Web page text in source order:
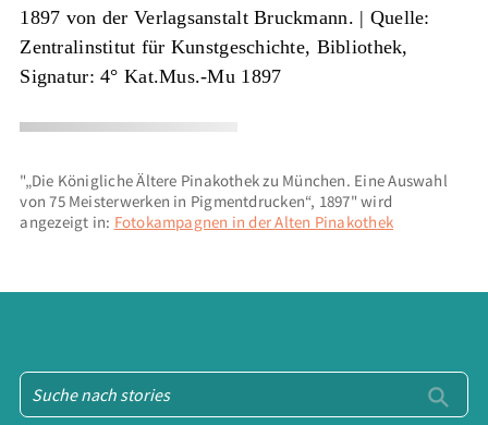
1897 von der Verlagsanstalt Bruckmann. | Quelle:
Zentralinstitut für Kunstgeschichte, Bibliothek,
Signatur: 4° Kat.Mus.-Mu 1897
"„Die Königliche Ältere Pinakothek zu München. Eine Auswahl
von 75 Meisterwerken in Pigmentdrucken“, 1897" wird
angezeigt in: Fotokampagnen in der Alten Pinakothek